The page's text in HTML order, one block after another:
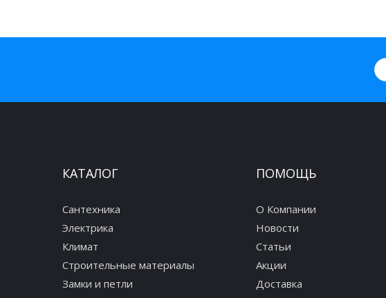
КАТАЛОГ
Сантехника
Электрика
Климат
Строительные материалы
Замки и петли
ПОМОЩЬ
О Компании
Новости
Статьи
Акции
Доставка